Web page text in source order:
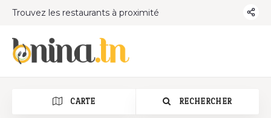
Trouvez les restaurants à proximité
CARTE RECHERCHER